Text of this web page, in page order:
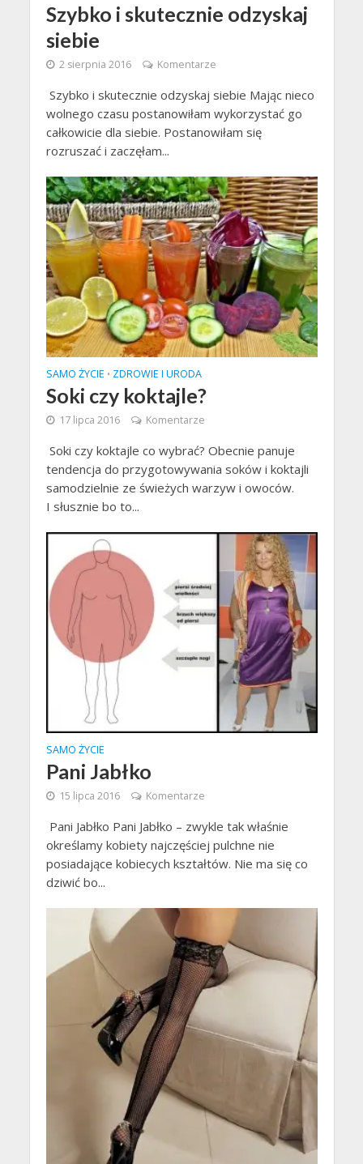
Szybko i skutecznie odzyskaj
siebie
2 sierpnia 2016 Komentarze
Szybko i skutecznie odzyskaj siebie Mając nieco
wolnego czasu postanowiłam wykorzystać go
całkowicie dla siebie. Postanowiłam się
rozruszać i zaczęłam...
SAMO ŻYCIE • ZDROWIE I URODA
Soki czy koktajle?
17 lipca 2016 Komentarze
Soki czy koktajle co wybrać? Obecnie panuje
tendencja do przygotowywania soków i koktajli
samodzielnie ze świeżych warzyw i owoców.
I słusznie bo to...
SAMO ŻYCIE
Pani Jabłko
15 lipca 2016 Komentarze
Pani Jabłko Pani Jabłko – zwykle tak właśnie
określamy kobiety najczęściej pulchne nie
posiadające kobiecych kształtów. Nie ma się co
dziwić bo...